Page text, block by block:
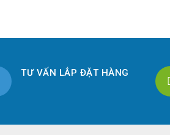
TƯ VẤN LẮP ĐẶT HÀNG